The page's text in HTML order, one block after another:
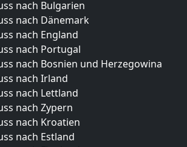
nach Bulgarien
nach Dänemark
nach England
nach Portugal
nach Bosnien und Herzegowina
nach Irland
nach Lettland
nach Zypern
nach Kroatien
nach Estland